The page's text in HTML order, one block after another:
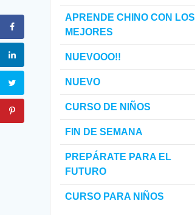
APRENDE CHINO CON LOS
MEJORES
NUEVOOO!!
NUEVO
CURSO DE NIÑOS
FIN DE SEMANA
PREPÁRATE PARA EL
FUTURO
CURSO PARA NIÑOS